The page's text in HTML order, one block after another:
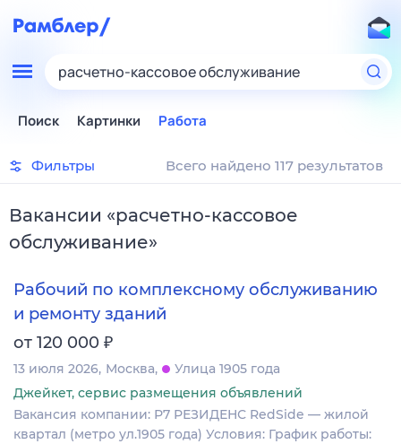
расчетно-кассовое обслуживание
Поиск Картинки Работа
Фильтры Всего найдено 117 результатов
Вакансии «расчетно-кассовое
обслуживание»
Рабочий по комплексному обслуживанию
и ремонту зданий
от 120 000 ₽
13 июля 2026 Москва
Улица 1905 года
Джейкет, сервис размещения объявлений
Вакансия компании: Р7 РЕЗИДЕНС RedSide — жилой
квартал (метро ул.1905 года) Условия: График работы: